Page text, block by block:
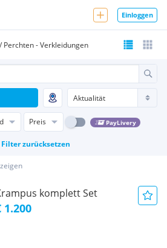
Einloggen
Perchten - Verkleidungen
Preis PayLivery
Filter zurücksetzen
komplett Set
1.200